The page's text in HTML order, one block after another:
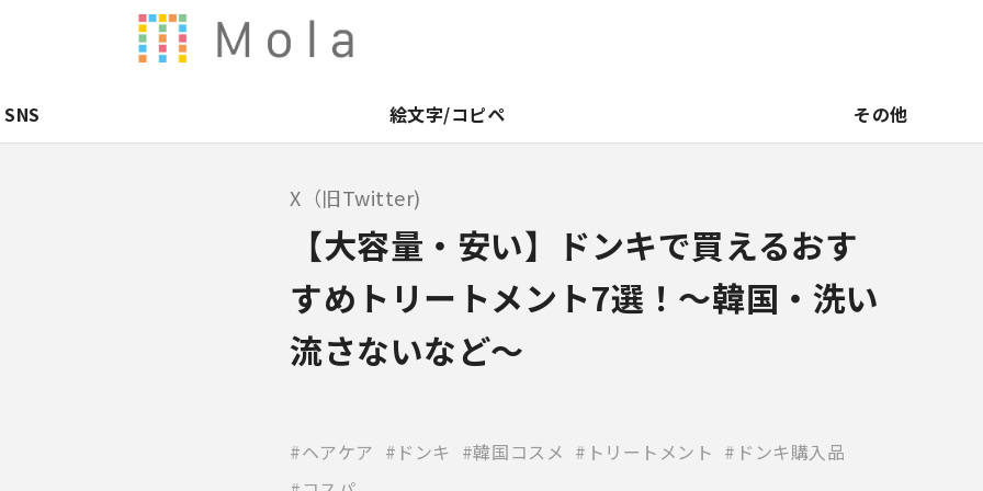
SNS 絵文字/コピペ その他
X（旧Twitter)
【大容量・安い】ドンキで買えるおす
すめトリートメント7選！～韓国・洗い
流さないなど～
ヘアケア ドンキ 韓国コスメ トリートメント
ドンキ購入品